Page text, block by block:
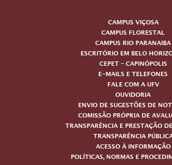
CAMPUS VIÇOSA
CAMPUS FLORESTAL
CAMPUS RIO PARANAIBA
ESCRITÓRIO EM BELO
CEPET – CAPINÓPOLIS
E-MAILS E TELEFONES
FALE COM A UFV
OUVIDORIA
ENVIO DE SUGESTÕES DE
COMISSÃO PRÓPRIA DE
TRANSPARÊNCIA E PRESTAÇÃO
TRANSPARÊNCIA
ACESSO À INFORMAÇÃO
POLÍTICAS, NORMAS E